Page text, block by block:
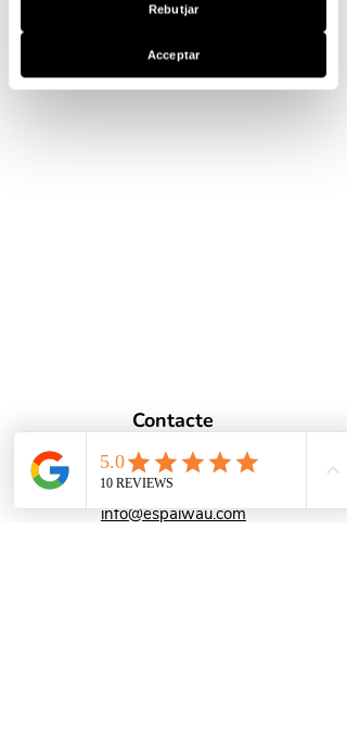
Contacte
687 57 32 81
Laia
info@espaiwau.com
Rebutjar
Acceptar